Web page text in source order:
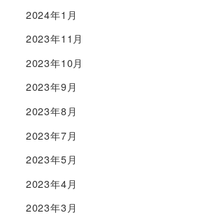
2024年1月
2023年11月
2023年10月
2023年9月
2023年8月
2023年7月
2023年5月
2023年4月
2023年3月